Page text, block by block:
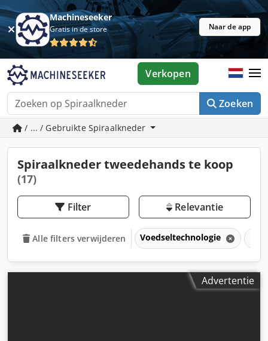
Machineseeker
Gratis in de store Naar de app
Zoeken
Verkopen
/ ... / Gebruikte Spiraalkneder
Spiraalkneder tweedehands te koop
(17)
Filter Relevantie
Alle filters verwijderen Voedseltechnologie
Advertentie